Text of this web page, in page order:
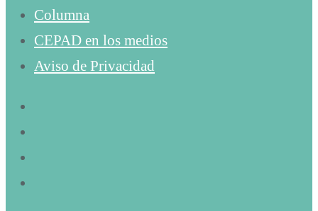
Columna
CEPAD en los medios
Aviso de Privacidad